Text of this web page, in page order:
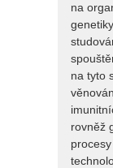
na
na tyto
rovněž